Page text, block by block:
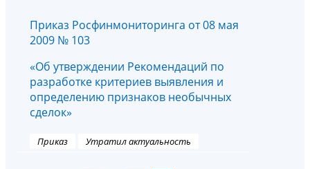
Приказ Росфинмониторинга от 08 мая
2009 № 103
«Об утверждении Рекомендаций по
разработке критериев выявления и
определению признаков необычных
сделок»
Приказ Утратил актуальность